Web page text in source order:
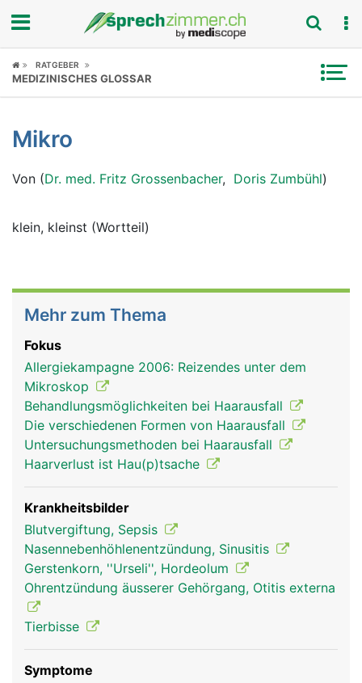
Fokus
Symptome
Untersuchungen
News
RATGEBER
MEDIZINISCHES GLOSSAR
Mikro
Von (Dr. med. Fritz Grossenbacher, Doris Zumbühl)
klein, kleinst (Wortteil)
Mehr zum Thema
Fokus
Allergiekampagne 2006: Reizendes unter dem
Mikroskop
Behandlungsmöglichkeiten bei Haarausfall
Die verschiedenen Formen von Haarausfall
Untersuchungsmethoden bei Haarausfall
Haarverlust ist Hau(p)tsache
Krankheitsbilder
Blutvergiftung, Sepsis
Nasennebenhöhlenentzündung, Sinusitis
Gerstenkorn, ''Urseli'', Hordeolum
Ohrentzündung äusserer Gehörgang, Otitis externa
Tierbisse
Symptome